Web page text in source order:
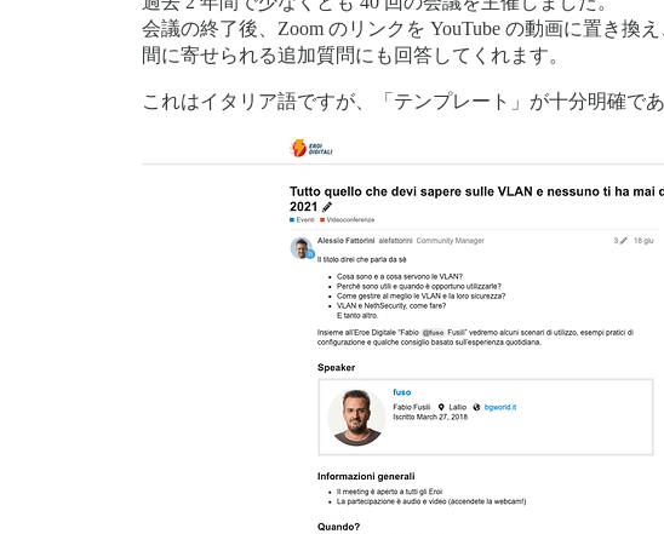
会議の終了後、Zoom のリンクを YouTube の動画に置き
間に寄せられる追加質問にも回答してくれます。
これはイタリア語ですが、「テンプレート」が十分明確で